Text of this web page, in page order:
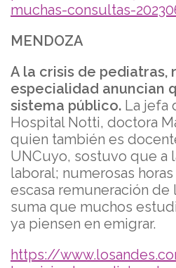
muchas-consultas-
MENDOZA
A la crisis de pediatras,
especialidad anuncian
sistema público. La jefa
Hospital Notti, doctora
quien también es
UNCuyo, sostuvo que a
laboral; numerosas
escasa remuneración de
suma que muchos
ya piensen en emigrar.
https://